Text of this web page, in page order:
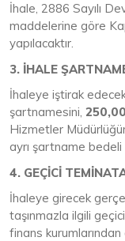
İhale, 2886 Sayılı
maddelerine göre
yapılacaktır.
3. İHALE
İhaleye iştirak
şartnamesini,
Hizmetler
ayrı şartname bedeli
4. GEÇİCİ
İhaleye girecek
taşınmazla ilgili
finans